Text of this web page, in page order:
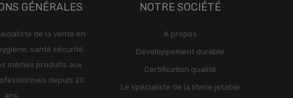
GÉNÉRALES
de la vente en
santé sécurité.
mêmes produits aux
depuis 20
ans.
NOTRE SOCIÉTÉ
A propos
Développement durable
Certification qualité
Le spécialiste de la literie jetable